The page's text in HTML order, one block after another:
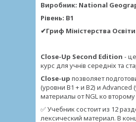
Виробник: National
Рівень: B1
✔Гриф Міністерства Освіти
Close-Up Second Edition -
курс для учнів середніх та
Close-up позволяет
(уровни В1 + и В2) и
материалы от NGL ко
✅ Учебник состоит из 12
лексический материал. В